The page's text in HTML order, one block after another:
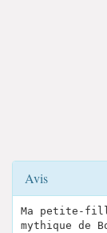
Avis
Ma petite-
mythique de